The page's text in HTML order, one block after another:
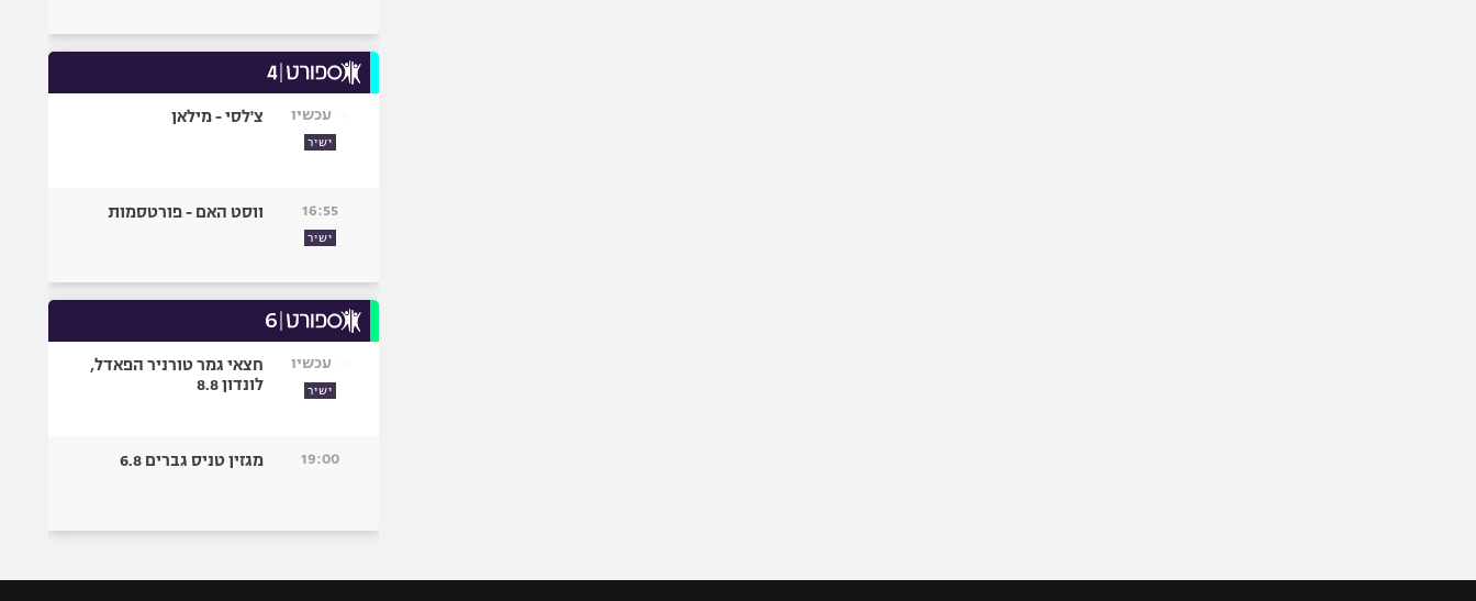
עכשיו
ישיר
צ'לסי - מילאן
16:55
ישיר
ווסט האם - פורטסמות
עכשיו
ישיר
חצאי גמר טורניר הפאדל,
לונדון 8.8
19:00 מגזין טניס גברים 6.8